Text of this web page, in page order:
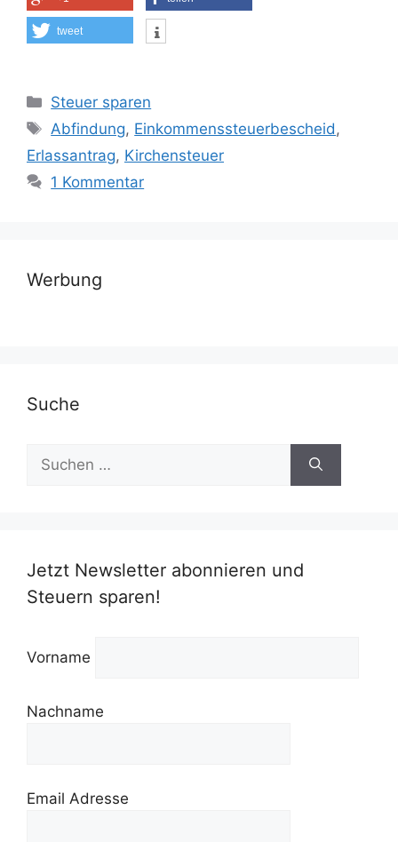
tweet
Kategorien
Steuer sparen
Schlagwörter
Abfindung, Einkommenssteuerbescheid ,
Erlassantrag, Kirchensteuer
1 Kommentar
Werbung
Suche
nach:
Jetzt Newsletter abonnieren und
Steuern sparen!
Vorname
Nachname
Email Adresse